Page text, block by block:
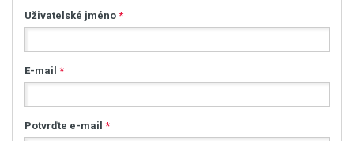
Uživatelské jméno *
E-mail *
Potvrďte e-mail *